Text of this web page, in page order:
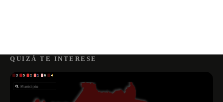
QUIZÁ TE INTERESE